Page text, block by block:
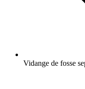
Vidange de fosse